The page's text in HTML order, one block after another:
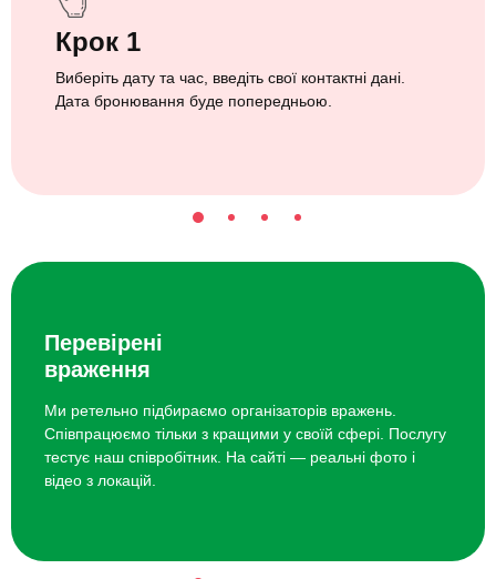
Крок 1
Виберіть дату та час, введіть свої контактні дані.
Дата бронювання буде попередньою.
Перевірені
враження
Ми ретельно підбираємо організаторів вражень.
Співпрацюємо тільки з кращими у своїй сфері. Послугу
тестує наш співробітник. На сайті — реальні фото і
відео з локацій.